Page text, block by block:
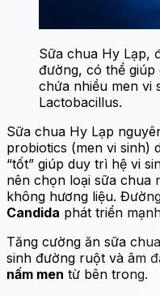
Sữa chua Hy Lạp,
đường, có thể giúp
chứa nhiều men vi
Lactobacillus.
Sữa chua Hy Lạp
probiotics (men vi sinh)
“tốt” giúp duy trì hệ vi
nên chọn loại sữa chua
không hương liệu.
Candida phát triển
Tăng cường ăn sữa
sinh đường ruột và âm
nấm men từ bên trong.